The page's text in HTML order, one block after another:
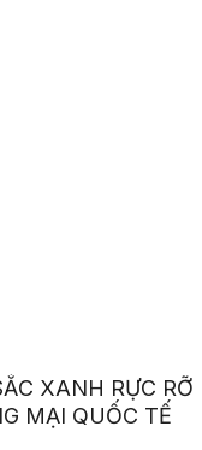
XANH RỰC RỠ
MẠI QUỐC TẾ